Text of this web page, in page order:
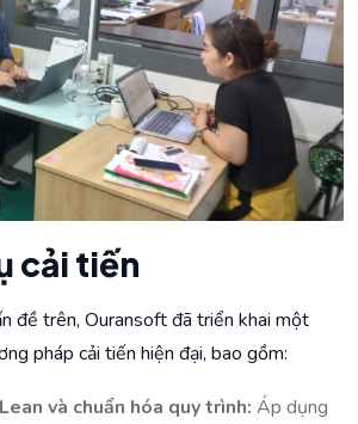
cải tiến
đề trên, Ouransoft đã triển khai một
pháp cải tiến hiện đại, bao gồm:
và chuẩn hóa quy trình: Áp dụng